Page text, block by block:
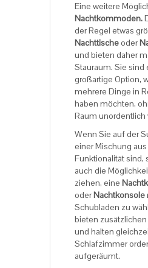
Eine weitere
Nachtkommoden.
der Regel etwas
Nachttischeoder
und bieten daher
Stauraum. Sie sind
großartige Option,
mehrere Dinge in
haben möchten,
Raum unordentlich
Wenn Sie auf der
einer Mischung
Funktionalität sind,
auch die
ziehen, eine
oderNachtkonsole
Schubladen zu
bieten
und halten
Schlafzimmer
aufgeräumt.